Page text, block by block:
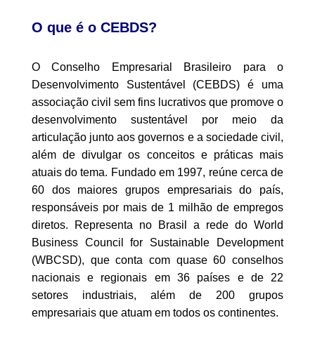
O que é o CEBDS?
O Conselho Empresarial Brasileiro para o
Desenvolvimento Sustentável (CEBDS) é uma
associação civil sem fins lucrativos que promove o
desenvolvimento sustentável por meio da
articulação junto aos governos e a sociedade civil,
além de divulgar os conceitos e práticas mais
atuais do tema. Fundado em 1997, reúne cerca de
60 dos maiores grupos empresariais do país,
responsáveis por mais de 1 milhão de empregos
diretos. Representa no Brasil a rede do World
Business Council for Sustainable Development
(WBCSD), que conta com quase 60 conselhos
nacionais e regionais em 36 países e de 22
setores industriais, além de 200 grupos
empresariais que atuam em todos os continentes.